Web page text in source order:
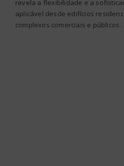
revela a flexibilidade e a
aplicável desde edifícios
complexos comerciais e públicos.